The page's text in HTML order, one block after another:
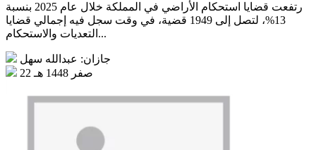
رتفعت قضايا استحكام الأراضي في المملكة خلال عام 2025 بنسبة
13%، لتصل إلى 1949 قضية، في وقت سجل فيه إجمالي قضايا
التعديات والاستحكام...
جازان: عبدالله سهل
22 صفر 1448 هـ